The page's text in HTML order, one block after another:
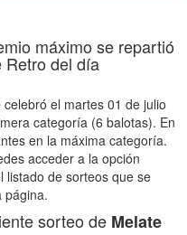
máximo se repartió
Retro del día
el martes 01 de julio
categoría (6 balotas). En
en la máxima categoría.
acceder a la opción
listado de sorteos que se
página.
sorteo de Melate